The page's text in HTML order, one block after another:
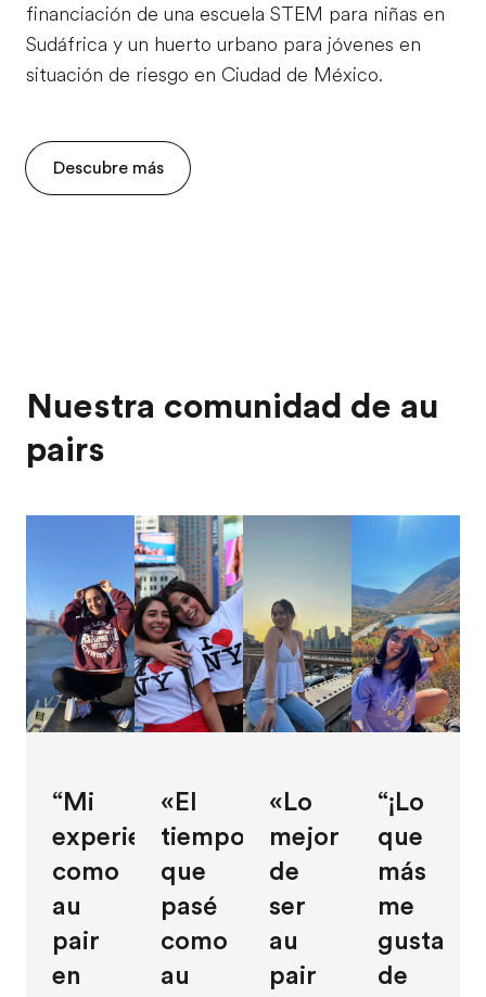
financiación de una escuela STEM para niñas en
Sudáfrica y un huerto urbano para jóvenes en
situación de riesgo en Ciudad de México.
Descubre más
Nuestra comunidad de au
pairs
“Mi
experiencia
como
au
pair
en
«El
tiempo
que
pasé
como
au
«Lo
mejor
de
ser
au
pair
“¡Lo
que
más
me
gusta
de